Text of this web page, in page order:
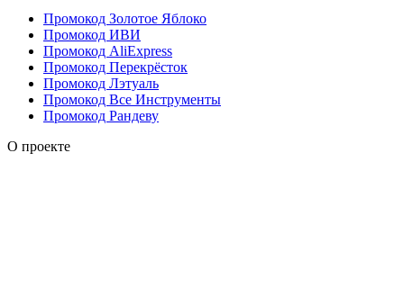
Промокод Золотое Яблоко
Промокод ИВИ
Промокод AliExpress
Промокод Перекрёсток
Промокод Лэтуаль
Промокод Все Инструменты
Промокод Рандеву
О проекте